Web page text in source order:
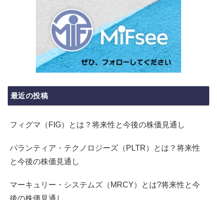
最近の投稿
フィグマ（FIG）とは？将来性と今後の株価見通し
パランティア・テクノロジーズ（PLTR）とは？将来性
と今後の株価見通し
マーキュリー・システムズ（MRCY）とは?将来性と今